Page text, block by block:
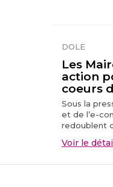
DOLE
Les
action
coeurs
Sous la
et de l’e-
redoublent
Voir le